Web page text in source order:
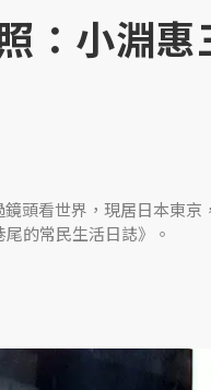
：小淵
頭看世界，現居日本東
的常民生活日誌》。